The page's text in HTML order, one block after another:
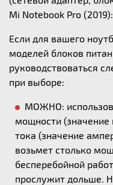
Mi Notebook Pro
Если для вашего
моделей блоков
руководствоваться
при выборе:
МОЖНО:
мощности (значение
тока (значение
возьмет столько
бесперебойной
прослужит дольше.